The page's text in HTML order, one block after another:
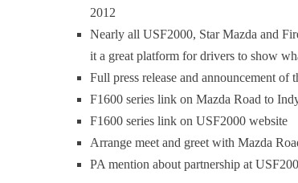
2012
Nearly all USF2000, Star Mazda and
it a great platform for drivers to show
Full press release and announcement
F1600 series link on Mazda Road to
F1600 series link on USF2000 website
Arrange meet and greet with Mazda
PA mention about partnership at